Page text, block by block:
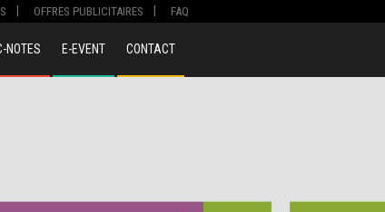
OFFRES PUBLICITAIRES FAQ
NOTES E-EVENT CONTACT